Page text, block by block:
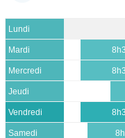
Lundi
Mardi
Mercredi
Jeudi
Vendredi
Samedi